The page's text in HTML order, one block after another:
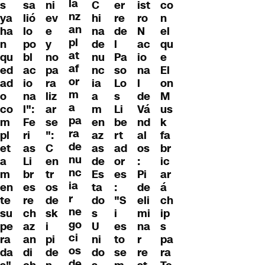
s
ya
ha
n
qu
ed
ad
o
co
m
pl
et
a
m
en
te
su
pe
ra
da
sa
lió
lo
po
bl
ac
io
na
l":
Fe
ri
as
Li
br
es
re
ch
az
an
di
ni
ev
e
y
no
pa
ra
liz
ar
se
":
C
en
tr
os
de
sk
i
pi
de
la
nz
an
pl
at
af
or
m
a
pa
ra
de
nu
nc
ia
r
ne
go
ci
os
C
hi
na
de
nu
nc
ia
a
m
en
az
as
de
Es
ta
do
s
U
ni
do
er
re
de
l
Pa
so
Lo
s
Li
be
rt
ad
or
es
:
"S
i
es
to
se
ist
ro
N
ac
io
na
l
de
Vá
nd
al
os
:
Pi
de
eli
mi
na
r
re
co
n
el
qu
e
El
on
M
us
k
fa
br
ic
ar
á
ch
ip
s
pa
ra